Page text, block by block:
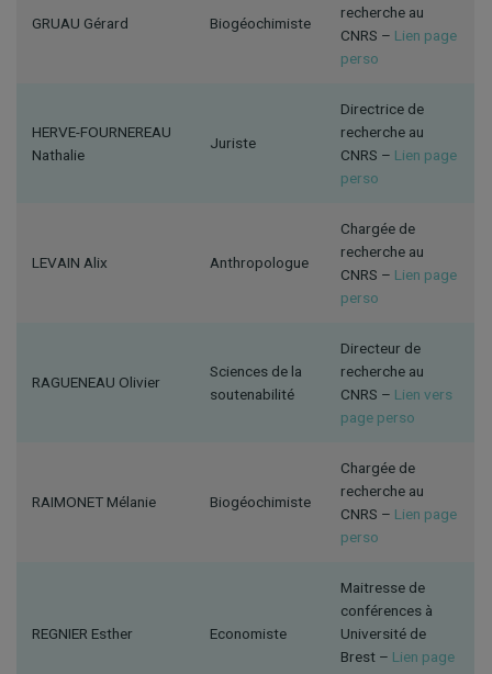
GRUAU Gérard Biogéochimiste
recherche au
CNRS – Lien page
perso
HERVE-FOURNEREAU
Nathalie
Juriste
Directrice de
recherche au
CNRS – Lien page
perso
LEVAIN Alix Anthropologue
Chargée de
recherche au
CNRS – Lien page
perso
RAGUENEAU Olivier
Sciences de la
soutenabilité
Directeur de
recherche au
CNRS – Lien vers
page perso
RAIMONET Mélanie Biogéochimiste
Chargée de
recherche au
CNRS – Lien page
perso
REGNIER Esther Economiste
Maitresse de
conférences à
Université de
Brest – Lien page